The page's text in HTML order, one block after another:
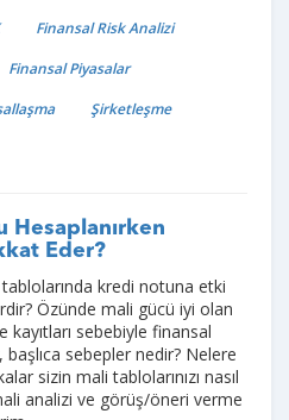
Finansal Risk Analizi
Finansal Piyasalar
Şirketleşme
Hesaplanırken
Eder?
kredi notuna etki
Özünde mali gücü iyi olan
sebebiyle finansal
başlıca sebepler nedir? Nelere
sizin mali tablolarınızı nasıl
analizi ve görüş/öneri verme